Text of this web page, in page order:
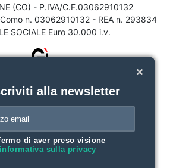
(CO) - P.IVA/C.F.03062910132
n. 03062910132 - REA n. 293834
SOCIALE Euro 30.000 i.v.
alla newsletter
di aver preso visione
sulla privacy